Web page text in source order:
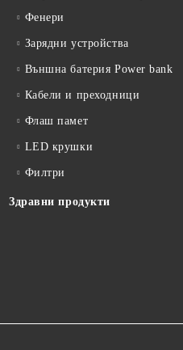
Фенери
Зарядни устройства
Външна батерия Power bank
Кабели и преходници
Флаш памет
LED крушки
Филтри
Здравни продукти